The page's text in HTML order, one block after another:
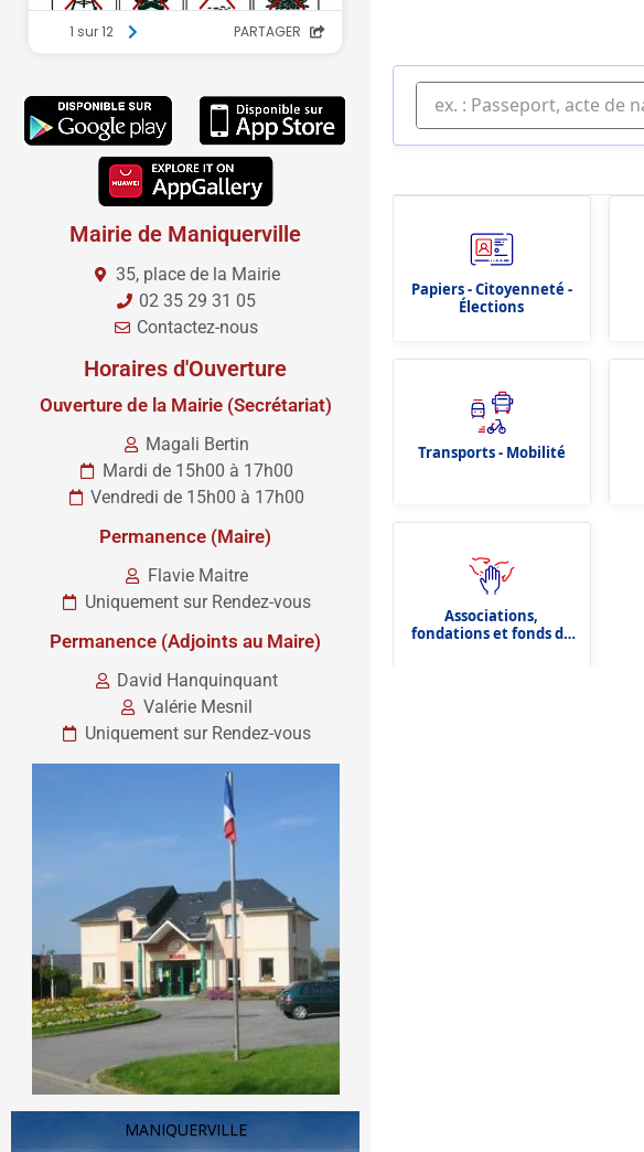
Mairie de Maniquerville
35, place de la Mairie
02 35 29 31 05
Contactez-nous
Horaires d'Ouverture
Ouverture de la Mairie (Secrétariat)
Magali Bertin
Mardi de 15h00 à 17h00
Vendredi de 15h00 à 17h00
Permanence (Maire)
Flavie Maitre
Uniquement sur Rendez-vous
Permanence (Adjoints au Maire)
David Hanquinquant
Valérie Mesnil
Uniquement sur Rendez-vous
MANIQUERVILLE
Papiers - Citoyenneté -
Élections
Transports - Mobilité
Associations,
fondations et fonds de